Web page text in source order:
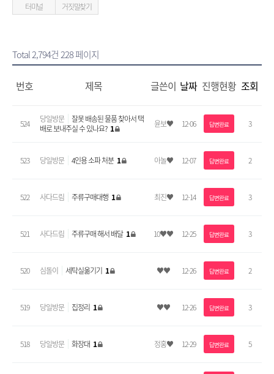
터미널
거짓말찾기
Total 2,794건228 페이지
번호 제목 글쓴이 날짜 진행현황 조회
524 당일방문
잘못 배송된 물품 찾아서 택
배로 보내주실 수 있나요? 1 윤보♥ 12-06 답변완료 3
523 당일방문 4인용 소파 처분 1 아놀♥ 12-07 답변완료 2
522 사다드림 주류구매대행 1 최진♥ 12-14 답변완료 3
521 사다드림 주류구매 해서 배달 1 10♥♥ 12-25 답변완료 3
520 심돌이 세탁실옮기기 1 ♥♥ 12-26 답변완료 2
519 당일방문 집정리 1 ♥♥ 12-26 답변완료 3
518 당일방문 화장대 1 정홍♥ 12-29 답변완료 5